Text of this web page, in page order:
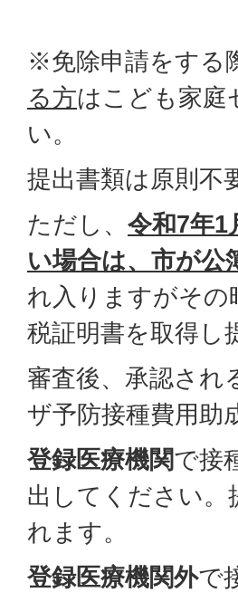
※免除申請をする
る方はこども家庭
い。
提出書類は原則不
ただし、 令和7年1
い場合は、市が公
れ入りますがその
税証明書を取得し
審査後、承認され
ザ予防接種費用助
登録医療機関で接
出してください。
れます。
登録医療機関外で